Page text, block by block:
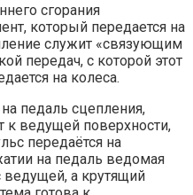
сгорания
который передается на
служит «связующим
передач, с которой этот
на колеса.
педаль сцепления,
ведущей поверхности,
передаётся на
на педаль ведомая
ведущей, а крутящий